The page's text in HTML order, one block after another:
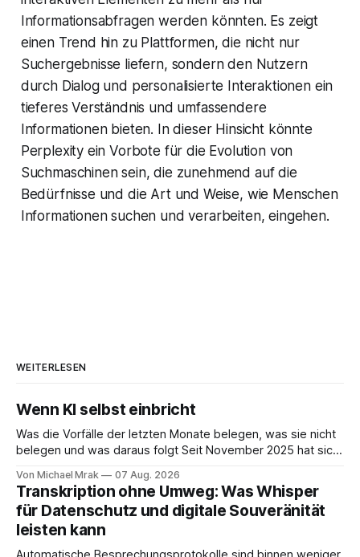
Informationsabfragen werden könnten. Es zeigt
einen Trend hin zu Plattformen, die nicht nur
Suchergebnisse liefern, sondern den Nutzern
durch Dialog und personalisierte Interaktionen ein
tieferes Verständnis und umfassendere
Informationen bieten. In dieser Hinsicht könnte
Perplexity ein Vorbote für die Evolution von
Suchmaschinen sein, die zunehmend auf die
Bedürfnisse und die Art und Weise, wie Menschen
Informationen suchen und verarbeiten, eingehen.
WEITERLESEN
Wenn KI selbst einbricht
Was die Vorfälle der letzten Monate belegen, was sie nicht
belegen und was daraus folgt Seit November 2025 hat sich
KI-Systeme Angriffe nicht nur unterstützen, sondern
durchführen können. Sie können. Es gibt inzwischen genug
dokumentierte Fälle, um über Belege statt
Von Michael Mrak 07 Aug. 2026
Transkription ohne Umweg: Was Whisper
für Datenschutz und digitale Souveränität
leisten kann